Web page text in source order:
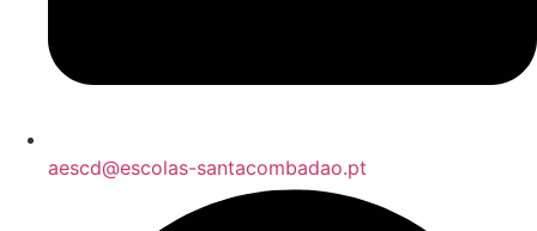
aescd@escolas-santacombadao.pt